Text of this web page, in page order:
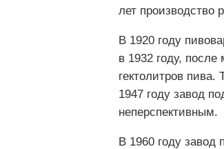
лет производство
В 1920 году
в 1932 году, после
гектолитров
1947 году завод
неперспективным.
В 1960 году